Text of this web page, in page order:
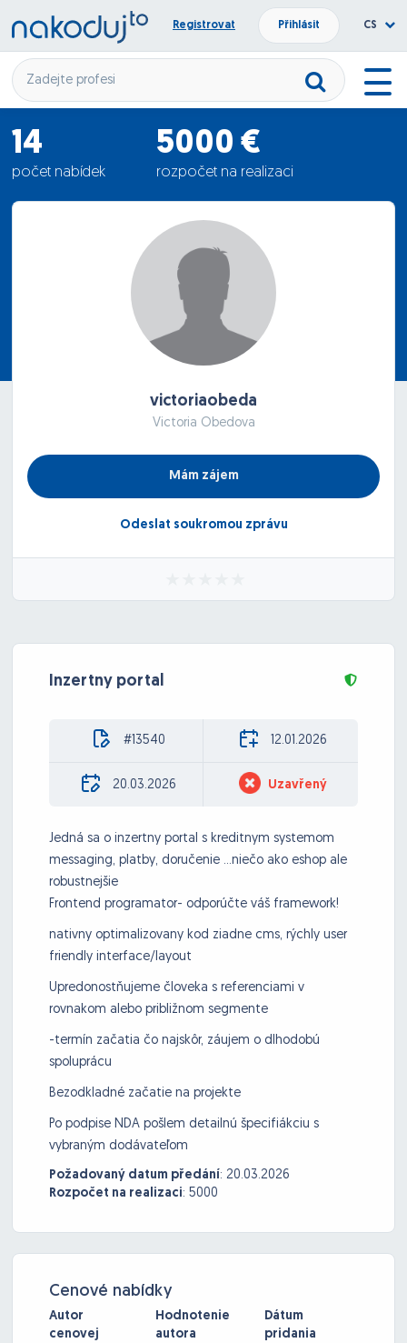
Registrovat Přihlásit CS
14
počet nabídek
5000 €
rozpočet na realizaci
3660.5 €
victoriaobeda
Victoria Obedova
Mám zájem
Odeslat soukromou zprávu
Inzertny portal
#13540 12.01.2026
20.03.2026 Uzavřený
Jedná sa o inzertny portal s kreditnym systemom
messaging, platby, doručenie ...niečo ako eshop ale
robustnejšie
Frontend programator- odporúčte váš framework!
nativny optimalizovany kod ziadne cms, rýchly user
friendly interface/layout
Upredonostňujeme človeka s referenciami v
rovnakom alebo približnom segmente
-termín začatia čo najskôr, záujem o dlhodobú
spoluprácu
Bezodkladné začatie na projekte
Po podpise NDA pošlem detailnú špecifiákciu s
vybraným dodávateľom
Požadovaný datum předání: 20.03.2026
Rozpočet na realizaci: 5000
Cenové nabídky
Autor
cenovej
Hodnotenie
autora
Dátum
pridania